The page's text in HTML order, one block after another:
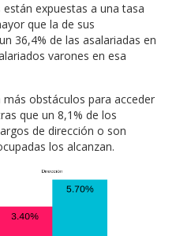
expuestas a una tasa
que la de sus
36,4% de las asalariadas en
varones en esa
obstáculos para acceder
que un 8,1% de los
de dirección o son
los alcanzan.